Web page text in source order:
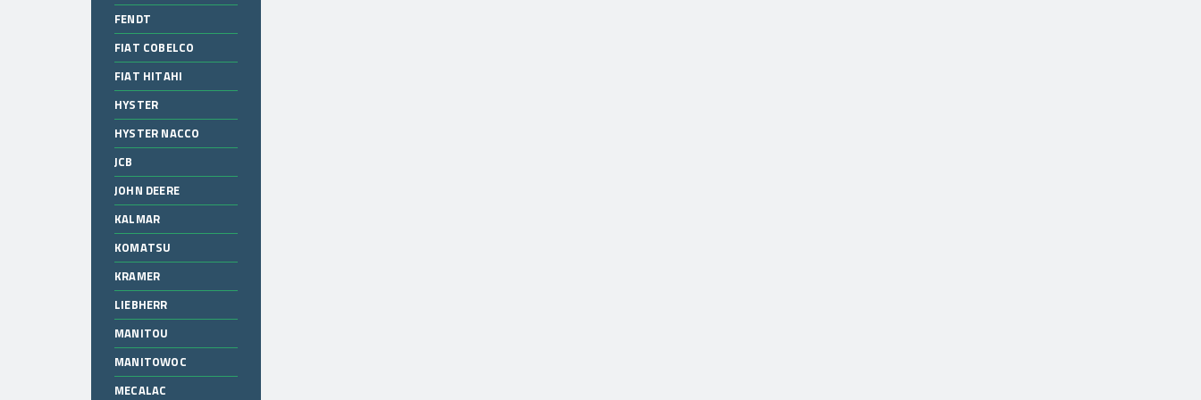
FENDT
FIAT COBELCO
FIAT HITAHI
HYSTER
HYSTER NACCO
JCB
JOHN DEERE
KALMAR
KOMATSU
KRAMER
LIEBHERR
MANITOU
MANITOWOC
MECALAC